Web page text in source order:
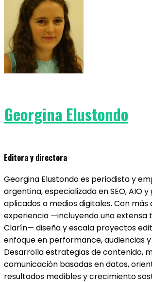
Georgina Elustondo
Editora y directora
Georgina Elustondo es periodista y
argentina, especializada en SEO, AIO
aplicados a medios digitales. Con más
experiencia —incluyendo una extensa
Clarín— diseña y escala proyectos
enfoque en performance, audiencias
Desarrolla estrategias de contenido,
comunicación basadas en datos,
resultados medibles y crecimiento